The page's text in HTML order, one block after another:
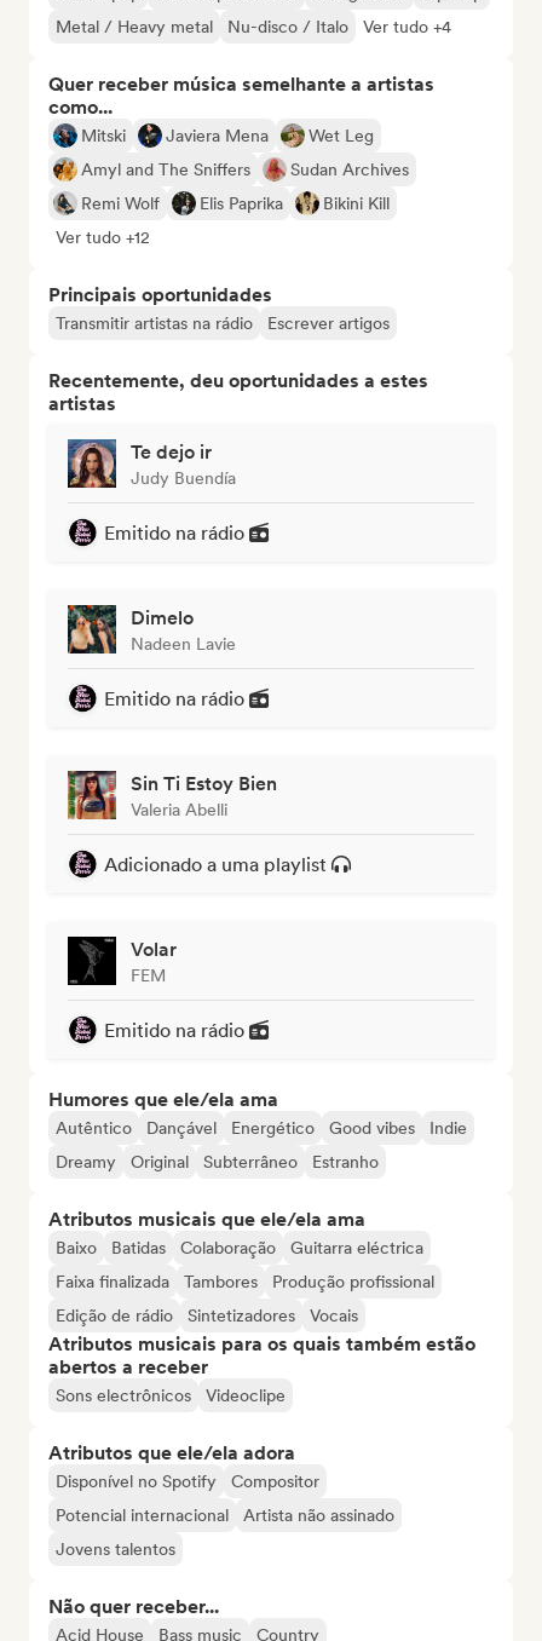
Metal / Heavy metal
Nu-disco / Italo Ver tudo +4
Quer receber música semelhante a artistas
como...
Mitski Javiera Mena
Wet Leg
Amyl and The Sniffers
Sudan Archives
Remi Wolf
Elis Paprika
Bikini Kill
Ver tudo +12
Principais oportunidades
Transmitir artistas na rádio Escrever artigos
Recentemente, deu oportunidades a estes
artistas
Te dejo ir
Judy Buendía
Emitido na rádio
Dimelo
Nadeen Lavie
Emitido na rádio
Sin Ti Estoy Bien
Valeria Abelli
Adicionado a uma playlist
Volar
FEM
Emitido na rádio
Humores que ele/ela ama
Autêntico Dançável Energético Good vibes
Indie
Dreamy
Original Subterrâneo Estranho
Atributos musicais que ele/ela ama
Baixo Batidas Colaboração
Guitarra eléctrica
Faixa finalizada
Tambores
Produção profissional
Edição de rádio
Sintetizadores Vocais
Atributos musicais para os quais também estão
abertos a receber
Sons electrônicos Videoclipe
Atributos que ele/ela adora
Disponível no Spotify
Compositor
Potencial internacional
Artista não assinado
Jovens talentos
Não quer receber...
Acid House Bass music Country